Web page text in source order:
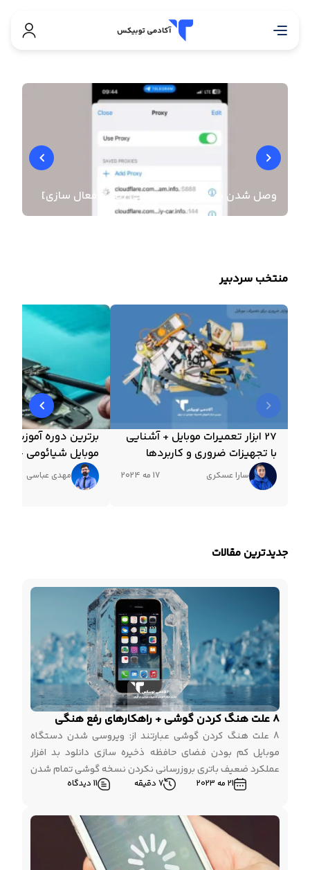
وصل شدن به تلگرام با پروکسی [نحوه فعال سازی]
منتخب سردبیر
27 ابزار تعمیرات موبایل + آشنایی
با تجهیزات ضروری و کاربردها
سارا عسکری 17 مه 2024
برترین دوره آموزش
موبایل شیائومی +
مهدی عباسی
جدیدترین مقالات
8 علت هنگ کردن گوشی + راهکارهای رفع هنگی
8 علت هنگ کردن گوشی عبارتند از: ویروسی شدن دستگاه
موبایل کم بودن فضای حافظه ذخیره سازی دانلود بد افزار
عملکرد ضعیف باتری بروزرسانی نکردن نسخه گوشی تمام شدن
عمر مفید قطعات سخت افزار گوشی مشکلات مربوط به اتصال
برای رفع هنگی گوشی موبایل […]
21 مه 2023 7 دقیقه 11 دیدگاه